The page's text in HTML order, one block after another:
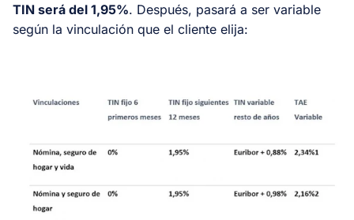
TIN será del 1,95%. Después, pasará a ser variable
según la vinculación que el cliente elija: